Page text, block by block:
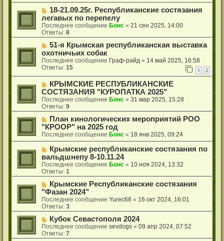
18-21.09.25г. Республиканские состязания
легавых по перепелу
Последнее сообщение Бонс «21 сен 2025, 14:00
Ответы:8
51-я Крымская республиканская выставка
охотничьих собак
Последнее сообщение Граф-райд « 14 май 2025, 16:58
Ответы:15 1 2
КРЫМСКИЕ РЕСПУБЛИКАНСКИЕ
СОСТЯЗАНИЯ "КУРОПАТКА 2025"
Последнее сообщениеБонс «31 мар 2025, 15:28
Ответы:9
План кинологических мероприятий РОО
"КРООР" на 2025 год
Последнее сообщениеБонс « 18 янв 2025, 09:24
Крымские республиканские состязания по
вальдшнепу 8-10.11.24
Последнее сообщениеБонс « 10 ноя 2024, 13:32
Ответы:1
Крымские Республиканские состязания
"Фазан 2024"
Последнее сообщениеYurec68 « 16 окт 2024, 16:01
Ответы:3
Кубок Севастополя 2024
Последнее сообщениеsevdogs «09 апр 2024, 07:52
Ответы:7